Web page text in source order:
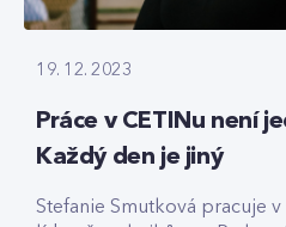
19. 12. 2023
Práce v CETINu není
Každý den je jiný
Stefanie Smutková pracuje